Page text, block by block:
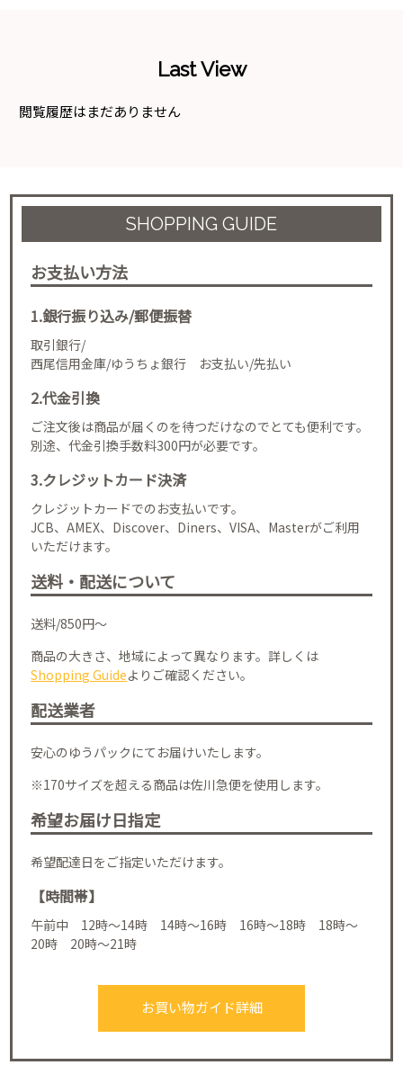
Last View
閲覧履歴はまだありません
SHOPPING GUIDE
お支払い方法
1.銀行振り込み/郵便振替
取引銀行/
西尾信用金庫/ゆうちょ銀行 お支払い/先払い
2.代金引換
ご注文後は商品が届くのを待つだけなのでとても便利です。
別途、代金引換手数料300円が必要です。
3.クレジットカード決済
クレジットカードでのお支払いです。
JCB、AMEX、Discover、Diners、VISA、Masterがご利用
いただけます。
送料・配送について
送料/850円～
商品の大きさ、地域によって異なります。詳しくは
Shopping Guideよりご確認ください。
配送業者
安心のゆうパックにてお届けいたします。
※170サイズを超える商品は佐川急便を使用します。
希望お届け日指定
希望配達日をご指定いただけます。
【時間帯】
午前中 12時～14時 14時～16時 16時～18時 18時～
20時 20時～21時
お買い物ガイド詳細